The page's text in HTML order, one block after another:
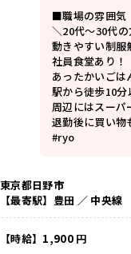
■職場の雰囲気
＼20代～30代
動きやすい制
社員食堂あり！
あったかいごは
駅から徒歩10
周辺にはスーパ
退勤後に買い
#ryo
東京都日野市
【最寄駅】豊田 ／ 中央線
【時給】1,900 円